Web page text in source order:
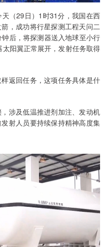
（29日）1时31分，我国在西
，成功将行星探测工程天问二
后，将探测器送入地球至小行
阳翼正常展开，发射任务取得
返回任务，这项任务具体是什
涉及低温推进剂加注、发动机
射人员要持续保持精神高度集